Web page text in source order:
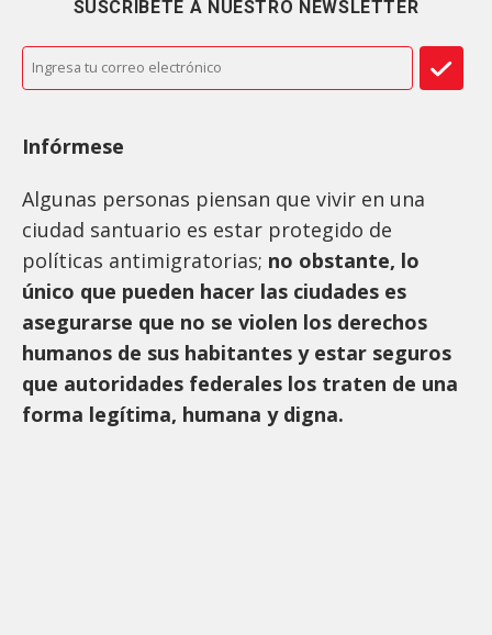
SUSCRÍBETE A NUESTRO NEWSLETTER
Infórmese
Algunas personas piensan que vivir en una
ciudad santuario es estar protegido de
políticas antimigratorias; no obstante, lo
único que pueden hacer las ciudades es
asegurarse que no se violen los derechos
humanos de sus habitantes y estar seguros
que autoridades federales los traten de una
forma legítima, humana y digna.